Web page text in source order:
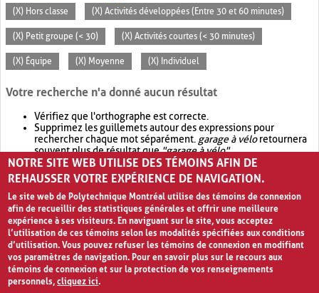
(X) Hors classe (X) Activités développées (Entre 30 et 60 minutes)
(X) Petit groupe (< 30) (X) Activités courtes (< 30 minutes)
(X) Équipe (X) Moyenne (X) Individuel
Votre recherche n'a donné aucun résultat
Vérifiez que l'orthographe est correcte.
Supprimez les guillemets autour des expressions pour
rechercher chaque mot séparément. garage à véloretournera
souvent plus de résultat que"garage à vélo".
Envisagez d'élargir votre recherche avec OR.garage OR vélo
retournera souvent plus de résultat quegarage à vélo
NOTRE SITE WEB UTILISE DES TÉMOINS AFIN DE
REHAUSSER VOTRE EXPÉRIENCE DE NAVIGATION.
Le site web de Polytechnique Montréal utilise des témoins de connexion
afin de recueillir des statistiques générales et offrir une meilleure
expérience à ses visiteurs. En naviguant sur le site, vous acceptez
l’utilisation de ces témoins selon les modalités spécifiées aux conditions
d’utilisation. Vous pouvez refuser les témoins de connexion en modifiant
vos paramètres de navigation. Pour en savoir plus sur le recours aux
témoins de connexion et sur la protection de vos renseignements
personnels,cliquez ici.